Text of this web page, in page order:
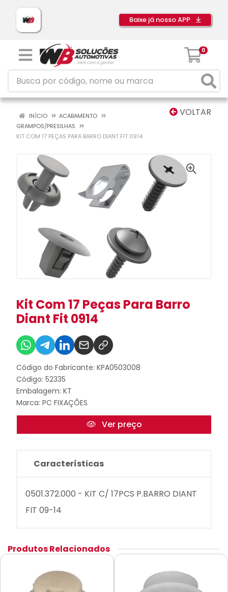
Baixe já nosso APP
0
VOLTAR
INÍCIO
ACABAMENTO
GRAMPOS/PRESILHAS
KIT COM 17 PEÇAS PARA BARRO DIANT FIT 0914
Kit Com 17 Peças Para Barro
Diant Fit 0914
Código do Fabricante: KPA0503008
Código: 52335
Embalagem: KT
Marca: PC FIXAÇÕES
Ver preço
Características
0501.372.000 - KIT C/ 17PCS P.BARRO DIANT
FIT 09-14
Produtos Relacionados